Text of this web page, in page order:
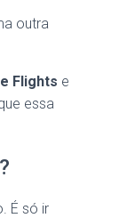
outra
Flights e
essa
É só ir